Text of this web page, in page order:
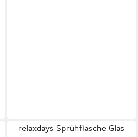
relaxdays Sprühflasche Glas